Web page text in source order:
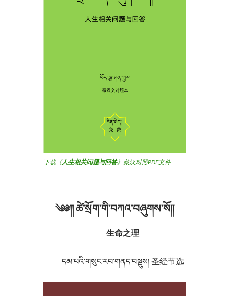
下载《人生相关问题与回答》藏汉对照PDF文件
༄༅།། ཚེ་སྲོག་གི་བཀའ་བཞུགས་སོ།།
生命之理
དམ་པའི་གསུང་རབ་གནད་བསྡུས། 圣经节选